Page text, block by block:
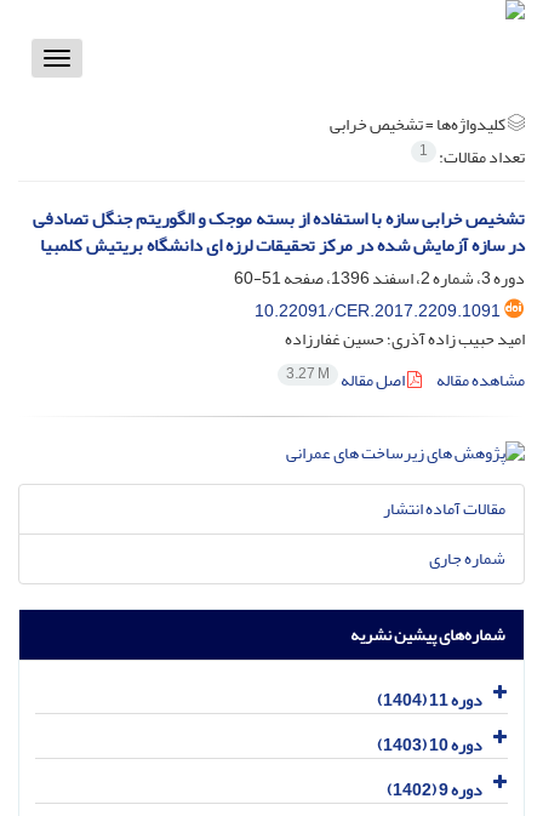
Toggle
کلیدواژه‌ها =تشخیص خرابی
تعداد مقالات: 1
تشخیص خرابی سازه با استفاده از بسته موجک و الگوریتم جنگل تصادفی
در سازه آزمایش شده در مرکز تحقیقات لرزه ای دانشگاه بریتیش کلمبیا
دوره 3، شماره 2، اسفند 1396، صفحه
51-60
10.22091/CER.2017.2209.1091
امید حبیب زاده آذری؛ حسین غفارزاده
مشاهده مقاله
اصل مقاله 3.27 M
مقالات آماده انتشار
شماره جاری
شماره‌های پیشین نشریه
دوره 11 (1404)
دوره 10 (1403)
دوره 9 (1402)